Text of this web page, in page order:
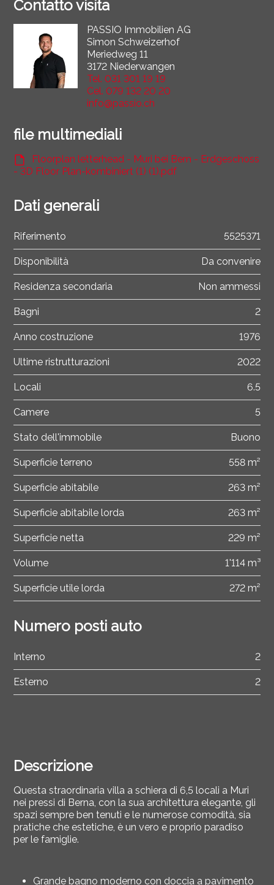
Descrizione
Questa straordinaria villa a schiera di 6,5 locali a Muri
nei pressi di Berna, con la sua architettura elegante, gli
spazi sempre ben tenuti e le numerose comodità, sia
pratiche che estetiche, è un vero e proprio paradiso
per le famiglie.
Grande bagno moderno con doccia a pavimento
Contatto visita
PASSIO Immobilien AG
Simon Schweizerhof
Meriedweg 11
3172 Niederwangen
Tel. 031 301 19 19
Cel. 079 132 20 20
info@passio.ch
file multimediali
Floorplan letterhead - Muri bei Bern - Erdgeschoss
- 3D Floor Plan-kombiniert (1) (1).pdf
Dati generali
Riferimento 5525371
Disponibilità Da convenire
Residenza secondaria Non ammessi
Bagni 2
Anno costruzione 1976
Ultime ristrutturazioni 2022
Locali 6.5
Camere 5
Stato dell'immobile Buono
Superficie terreno 558 m²
Superficie abitabile 263 m²
Superficie abitabile lorda 263 m²
Superficie netta 229 m²
Volume 1'114 m³
Superficie utile lorda 272 m²
Numero posti auto
Interno 2
Esterno 2